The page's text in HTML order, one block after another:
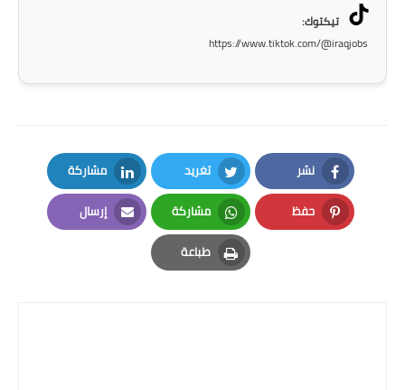
المرحلة الاعدادية
دروس
المرحلة الابتدائية
تيكتوك:
https://www.tiktok.com/@iraqjobs
نشر
Facebook
تغريد
Twitter
مشاركة
LinkedIn
حفظ
Pinterest
مشاركة
Whatsapp
إرسال
Email
طباعة
Print